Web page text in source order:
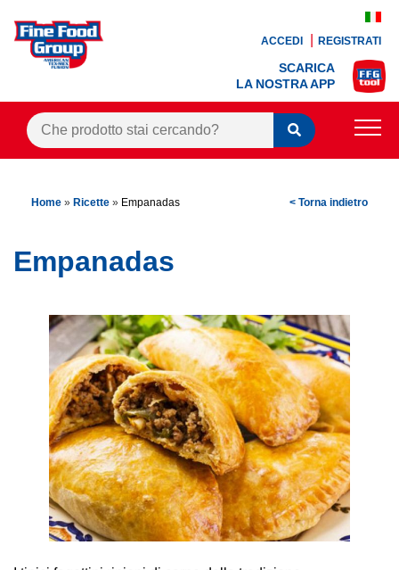
ACCEDI REGISTRATI
SCARICA
LA NOSTRA APP
BLOG
RICETTE
OFFERTE
CONTATTI
AREA AGENTI
Home » Ricette » Empanadas < Torna indietro
Empanadas